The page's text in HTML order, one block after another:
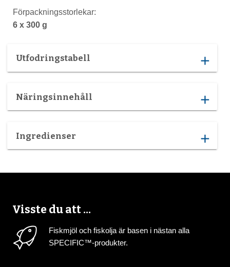
Förpackningsstorlekar:
6 x 300 g
Utfodringstabell add
Näringsinnehåll add
Ingredienser add
Visste du att ...
Fiskmjöl och fiskolja är basen i nästan alla
SPECIFIC™-produkter.